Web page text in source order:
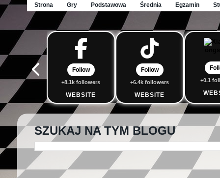
Strona Gry Podstawowa Średnia Egzamin
Follow
+8.1k followers
WEBSITE
Follow
+6.4k followers
WEBSITE
+0.1
SZUKAJ NA TYM BLOGU